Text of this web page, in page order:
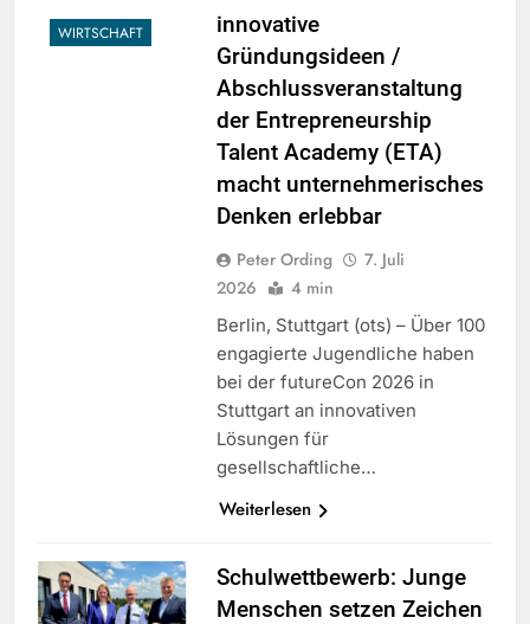
WIRTSCHAFT
innovative
Gründungsideen /
Abschlussveranstaltung
der Entrepreneurship
Talent Academy (ETA)
macht unternehmerisches
Denken erlebbar
Peter Ording
7. Juli
2026
4 min
Berlin, Stuttgart (ots) – Über 100
engagierte Jugendliche haben
bei der futureCon 2026 in
Stuttgart an innovativen
Lösungen für
gesellschaftliche…
Weiterlesen
Schulwettbewerb: Junge
Menschen setzen Zeichen